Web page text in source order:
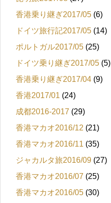
香港乗り継ぎ2017/05 (6)
ドイツ旅行記2017/05 (14)
ポルトガル2017/05 (25)
ドイツ乗り継ぎ2017/05 (5)
香港乗り継ぎ2017/04 (9)
香港2017/01 (24)
成都2016-2017 (29)
香港マカオ2016/12 (21)
香港マカオ2016/11 (35)
ジャカルタ旅2016/09 (27)
香港マカオ2016/07 (25)
香港マカオ2016/05 (30)